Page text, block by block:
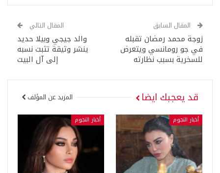
المقال السابق
زوجة محمد رمضان تقبله
في جو رومانسي ويتعرض
للسخرية بسبب نظارته
المقال التالي
والد جيجي وبيلا حديد
ينشر وثيقة تثبت نسبه
إلى آل البيت
قد يعجبك ايضا المزيد عن المؤلف
أخبار النجوم أخبار النجوم